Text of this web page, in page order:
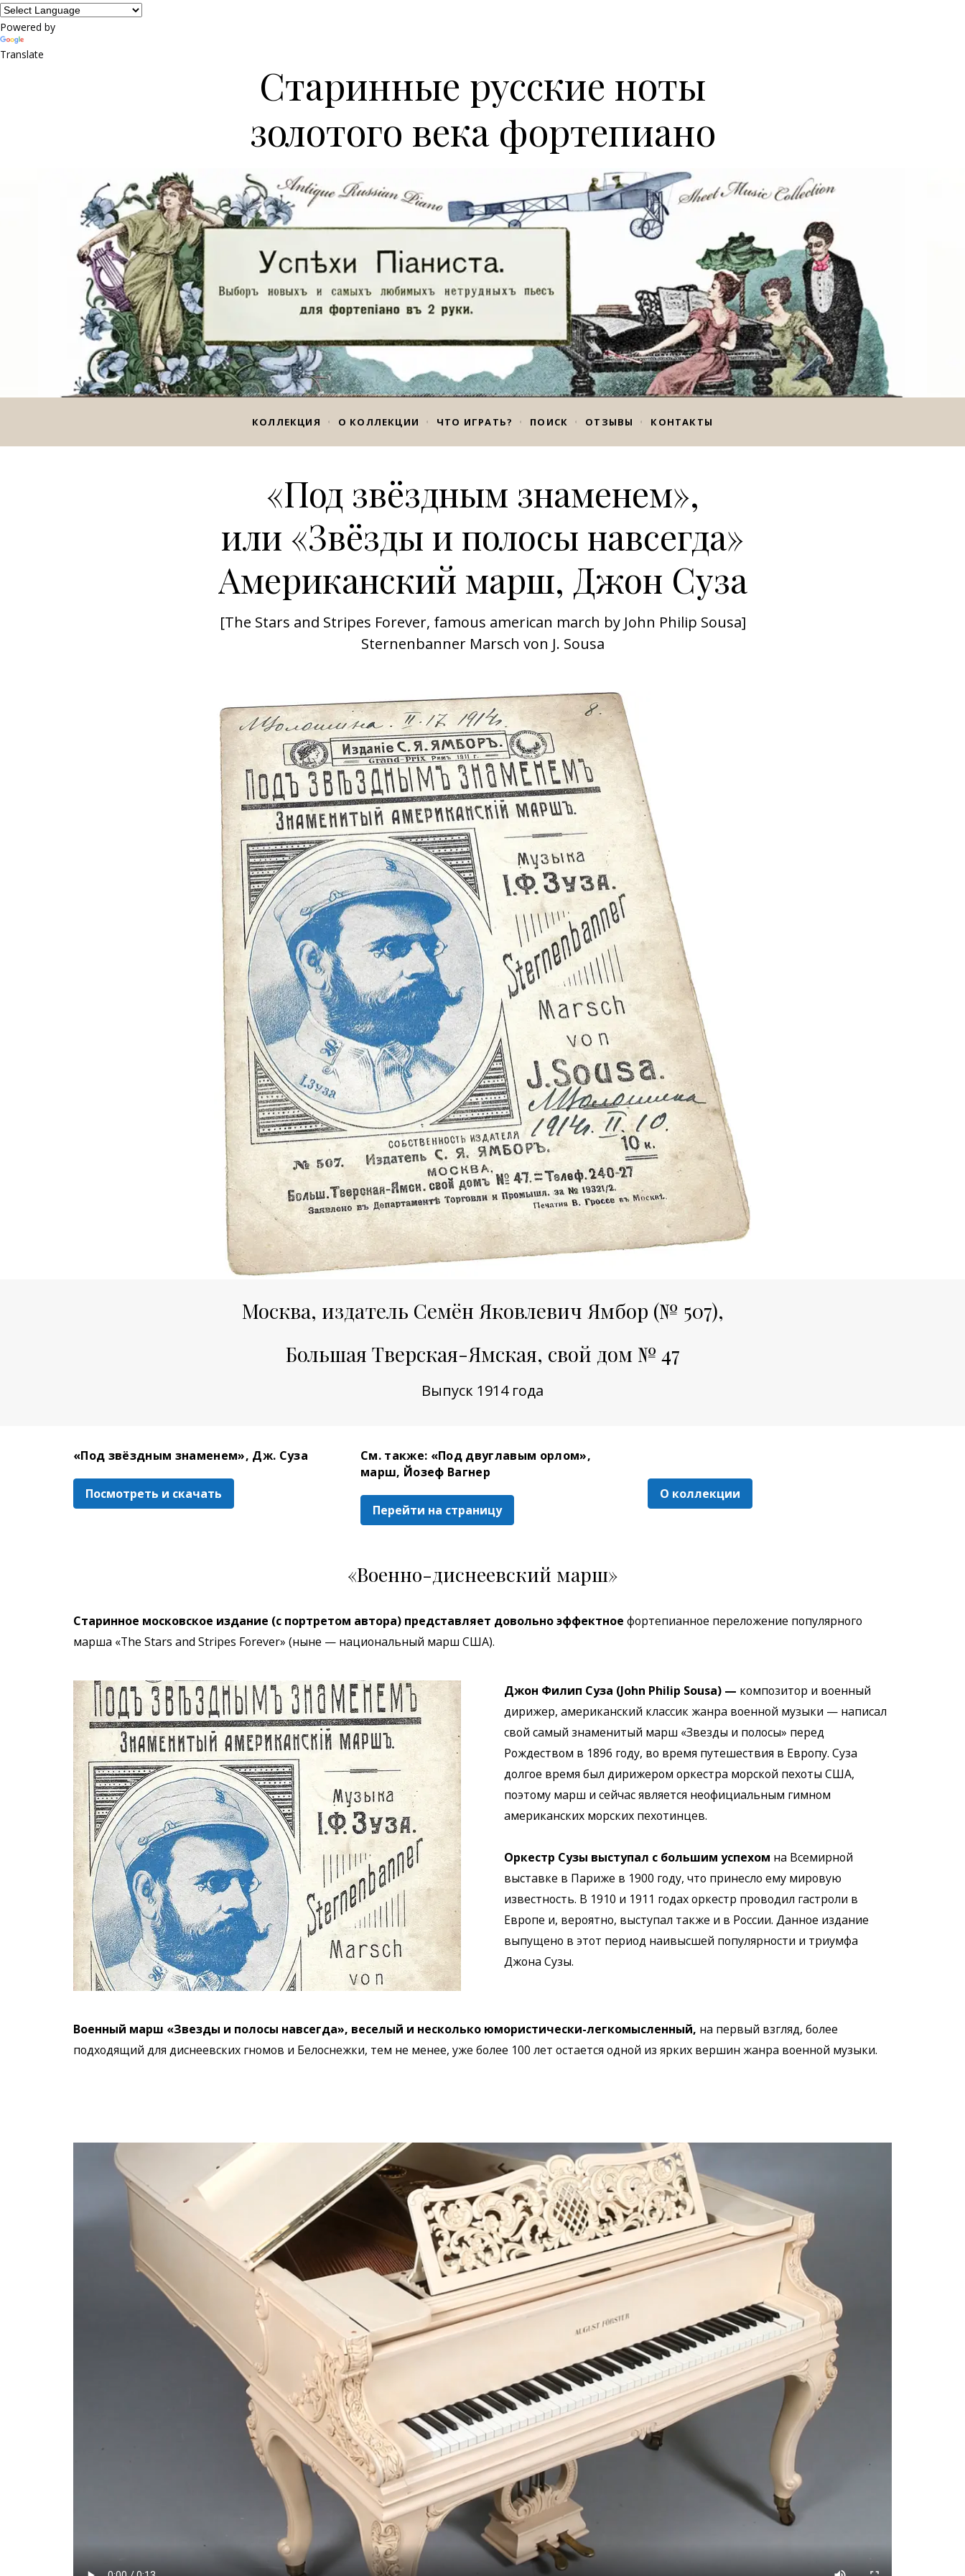
Powered by
Translate
Старинные русские ноты
золотого века фортепиано
КОЛЛЕКЦИЯ О КОЛЛЕКЦИИ ЧТО ИГРАТЬ? ПОИСК ОТЗЫВЫ КОНТАКТЫ
«Под звёздным знаменем»,
или «Звёзды и полосы навсегда»
Американский марш, Джон Суза
[The Stars and Stripes Forever, famous american march by John Philip Sousa]
Sternenbanner Marsch von J. Sousa
Москва, издатель Семён Яковлевич Ямбор (№ 507),
Большая Тверская-Ямская, свой дом № 47
Выпуск 1914 года
«Под звёздным знаменем», Дж. Суза
Посмотреть и скачать
См. также: «Под двуглавым орлом»,
марш, Йозеф Вагнер
Перейти на страницу
О коллекции
«Военно-диснеевский марш»
Старинное московское издание (с портретом автора) представляет довольно эффектное фортепианное переложение популярного
марша «The Stars and Stripes Forever» (ныне — национальный марш США).
Джон Филип Суза (John Philip Sousa) — композитор и военный
дирижер, американский классик жанра военной музыки — написал
свой самый знаменитый марш «Звезды и полосы» перед
Рождеством в 1896 году, во время путешествия в Европу. Суза
долгое время был дирижером оркестра морской пехоты США,
поэтому марш и сейчас является неофициальным гимном
американских морских пехотинцев.
Оркестр Сузы выступал с большим успехом на Всемирной
выставке в Париже в 1900 году, что принесло ему мировую
известность. В 1910 и 1911 годах оркестр проводил гастроли в
Европе и, вероятно, выступал также и в России. Данное издание
выпущено в этот период наивысшей популярности и триумфа
Джона Сузы.
Военный марш «Звезды и полосы навсегда», веселый и несколько юмористически-легкомысленный, на первый взгляд, более
подходящий для диснеевских гномов и Белоснежки, тем не менее, уже более 100 лет остается одной из ярких вершин жанра военной музыки.